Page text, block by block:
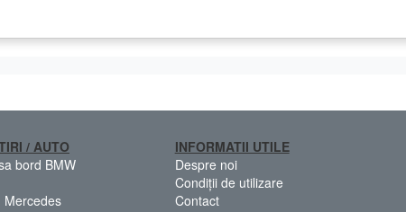
/ AUTO
bord BMW
Mercedes
INFORMATII UTILE
Despre noi
Condiții de utilizare
Contact